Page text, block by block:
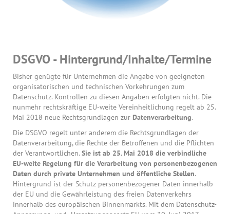
DSGVO - Hintergrund/Inhalte/Termine
Bisher genügte für Unternehmen die Angabe von geeigneten
organisatorischen und technischen Vorkehrungen zum
Datenschutz. Kontrollen zu diesen Angaben erfolgten nicht. Die
nunmehr rechtskräftige EU-weite Vereinheitlichung regelt ab 25.
Mai 2018 neue Rechtsgrundlagen zur Datenverarbeitung.
Die DSGVO regelt unter anderem die Rechtsgrundlagen der
Datenverarbeitung, die Rechte der Betroffenen und die Pflichten
der Verantwortlichen. Sie ist ab 25. Mai 2018 die verbindliche
EU-weite Regelung für die Verarbeitung von personenbezogenen
Daten durch private Unternehmen und öffentliche Stellen.
Hintergrund ist der Schutz personenbezogener Daten innerhalb
der EU und die Gewährleistung des freien Datenverkehrs
innerhalb des europäischen Binnenmarkts. Mit dem Datenschutz-